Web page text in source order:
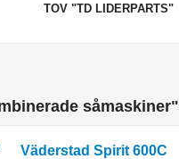
TOV "TD LIDERPARTS"
såmaskiner"
Väderstad Spirit 600C